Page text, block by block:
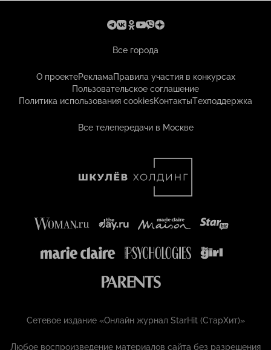
Все города
О проектеРекламаПравила участия в конкурсах
Пользовательское соглашение
Политика использования cookiesКонтактыТехподдержка
Все телепередачи в Москве
Сетевое издание «Онлайн журнал StarHit (СтарХит)»
Любое воспроизведение материалов сайта без разрешения